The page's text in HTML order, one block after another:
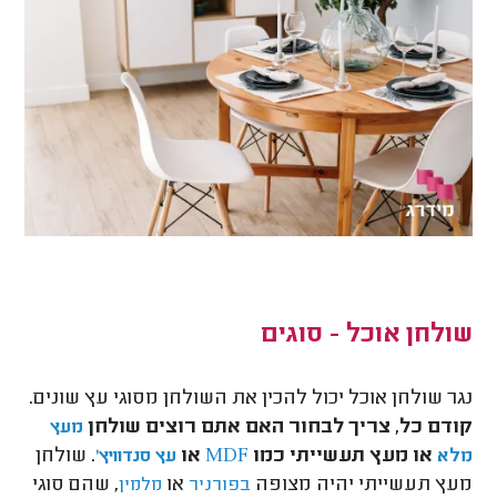
שולחן אוכל - סוגים
נגר שולחן אוכל יכול להכין את השולחן מסוגי עץ שונים.
קודם כל, צריך לבחור האם אתם רוצים שולחן מעץ
מלא או מעץ תעשייתי כמו MDF או עץ סנדוויץ'. שולחן
מעץ תעשייתי יהיה מצופה בפורניר או מלמין, שהם סוגי